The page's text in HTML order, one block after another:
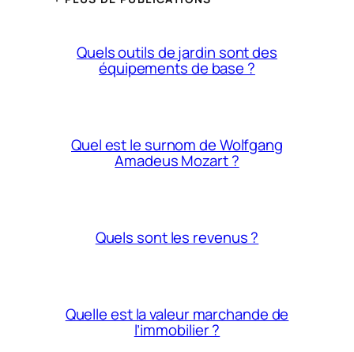
Quels outils de jardin sont des
équipements de base ?
Quel est le surnom de Wolfgang
Amadeus Mozart ?
Quels sont les revenus ?
Quelle est la valeur marchande de
l’immobilier ?